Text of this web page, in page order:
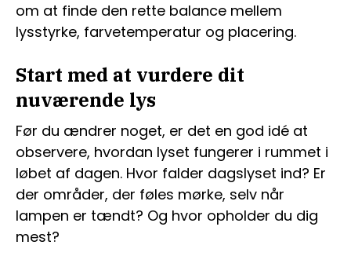
om at finde den rette balance mellem
lysstyrke, farvetemperatur og placering.
Start med at vurdere dit
nuværende lys
Før du ændrer noget, er det en god idé at
observere, hvordan lyset fungerer i rummet i
løbet af dagen. Hvor falder dagslyset ind? Er
der områder, der føles mørke, selv når
lampen er tændt? Og hvor opholder du dig
mest?